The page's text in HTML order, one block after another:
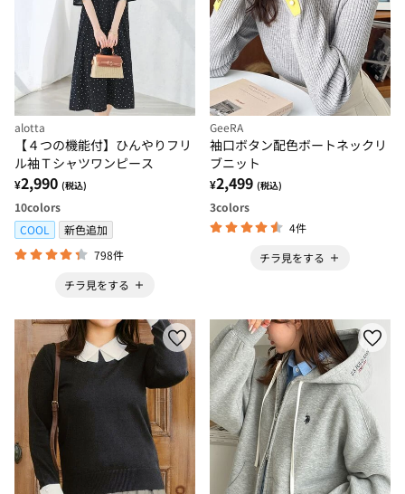
alotta
【４つの機能付】ひんやりフリ
ル袖Ｔシャツワンピース
¥2,990 (税込)
10colors
COOL
新色追加
798件
チラ見をする
GeeRA
袖口ボタン配色ボートネックリ
ブニット
¥2,499 (税込)
3colors
4件
チラ見をする